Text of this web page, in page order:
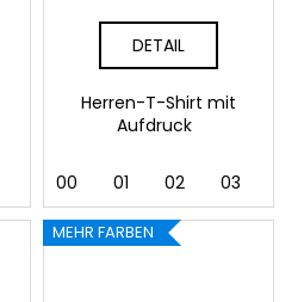
DETAIL
Herren-T-Shirt mit
Aufdruck
00 01 02 03
MEHR FARBEN